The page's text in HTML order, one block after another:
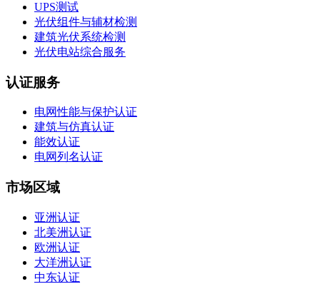
UPS测试
光伏组件与辅材检测
建筑光伏系统检测
光伏电站综合服务
认证服务
电网性能与保护认证
建筑与仿真认证
能效认证
电网列名认证
市场区域
亚洲认证
北美洲认证
欧洲认证
大洋洲认证
中东认证